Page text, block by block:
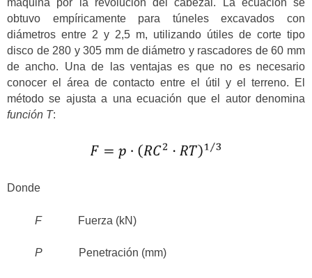
obtuvo empíricamente para túneles excavados con
diámetros entre 2 y 2,5 m, utilizando útiles de corte tipo
disco de 280 y 305 mm de diámetro y rascadores de 60 mm
de ancho. Una de las ventajas es que no es necesario
conocer el área de contacto entre el útil y el terreno. El
método se ajusta a una ecuación que el autor denomina
función T:
Donde
FFuerza (kN)
P Penetración (mm)